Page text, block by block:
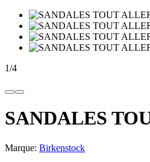
1/4
SANDALES
Marque: Birkenstock